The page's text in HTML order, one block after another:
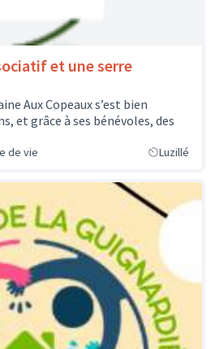
et une serre
Aux Copeaux s’est bien
et grâce à ses bénévoles, des
de vie Luzillé